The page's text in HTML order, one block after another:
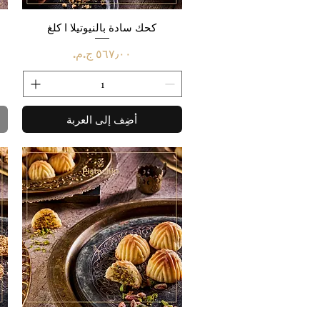
العرض السريع
كحك سادة بالنيوتيلا ا كلغ
السعر
أضِف إلى العربة